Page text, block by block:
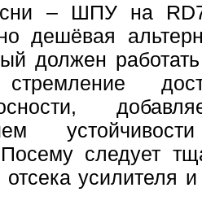
– ШПУ на
дешёвая
должен
Посему следует
отсека усилителя